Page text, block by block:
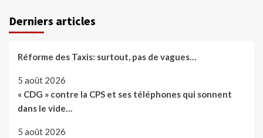
Derniers articles
Réforme des Taxis: surtout, pas de vagues…
5 août 2026
« CDG » contre la CPS et ses téléphones qui sonnent
dans le vide…
5 août 2026